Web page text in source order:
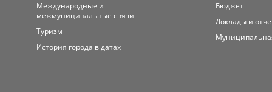
Международные и
межмуниципальные связи
Туризм
История города в датах
Бюджет
Доклады и